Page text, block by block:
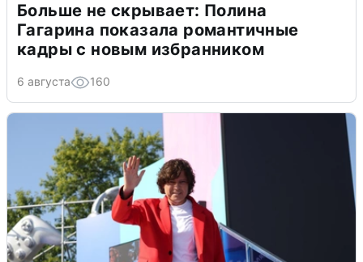
Больше не скрывает: Полина
Гагарина показала романтичные
кадры с новым избранником
6 августа 160